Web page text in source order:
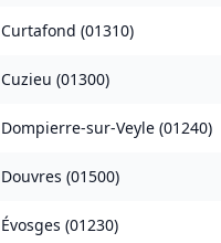
Curtafond (01310)
Cuzieu (01300)
Dompierre-sur-Veyle (01240)
Douvres (01500)
Évosges (01230)